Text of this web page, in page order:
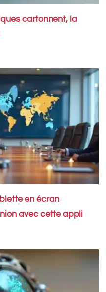
cartonnent, la
en écran
avec cette appli